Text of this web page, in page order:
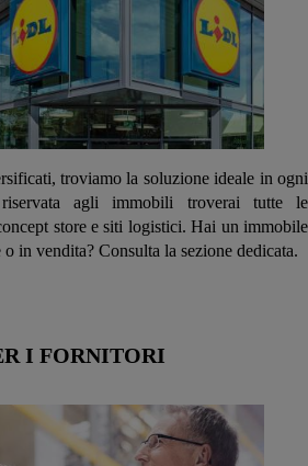
troviamo la soluzione ideale in ogni
agli immobili troverai tutte le
store e siti logistici. Hai un immobile
in vendita? Consulta la sezione dedicata.
I FORNITORI
sono consultabili qui.